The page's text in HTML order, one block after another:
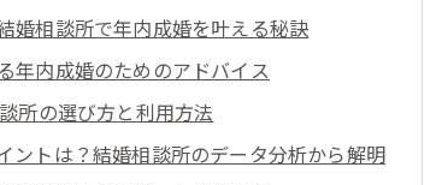
婚相談所で年内成婚を叶える秘訣
年内成婚のためのアドバイス
所の選び方と利用方法
ントは？結婚相談所のデータ分析から解明